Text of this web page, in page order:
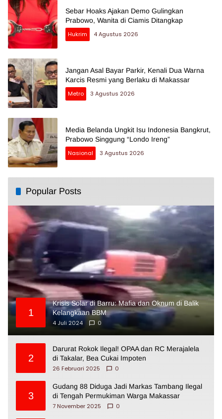
Sebar Hoaks Ajakan Demo Gulingkan
Prabowo, Wanita di Ciamis Ditangkap
Hukrim
4 Agustus 2026
Jangan Asal Bayar Parkir, Kenali Dua Warna
Karcis Resmi yang Berlaku di Makassar
Metro
3 Agustus 2026
Media Belanda Ungkit Isu Indonesia Bangkrut,
Prabowo Singgung “Londo Ireng”
Nasional
3 Agustus 2026
Popular Posts
1
Krisis Solar di Barru: Mafia dan Oknum di Balik
Kelangkaan BBM
4 Juli 2024
0
2
Darurat Rokok Ilegal! OPAA dan RC Merajalela
di Takalar, Bea Cukai Impoten
26 Februari 2025
0
3
Gudang 88 Diduga Jadi Markas Tambang Ilegal
di Tengah Permukiman Warga Makassar
7 November 2025
0